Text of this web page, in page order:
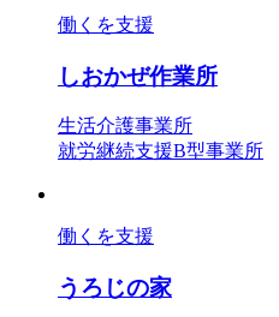
働くを支援
しおかぜ作業所
生活介護事業所
就労継続支援B型事業所
働くを支援
うろじの家